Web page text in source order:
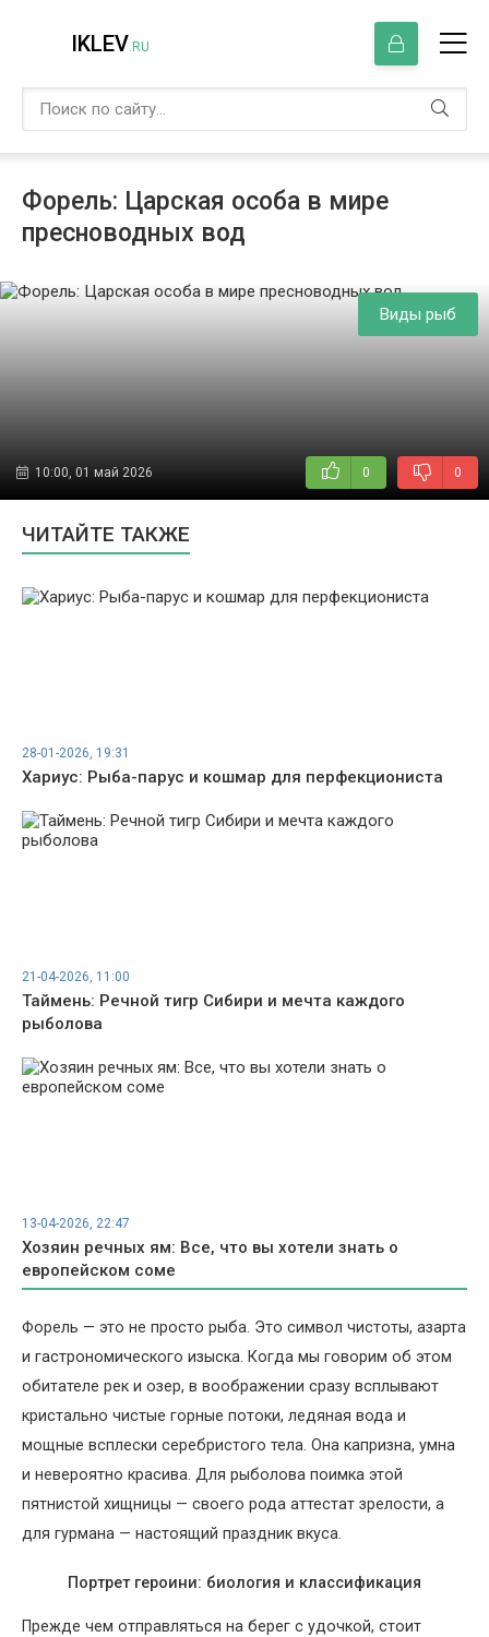
IKLEV.RU
Форель: Царская особа в мире
пресноводных вод
Виды рыб
10:00, 01 май 2026 0 0
ЧИТАЙТЕ ТАКЖЕ
28-01-2026, 19:31
Хариус: Рыба-парус и кошмар для перфекциониста
21-04-2026, 11:00
Таймень: Речной тигр Сибири и мечта каждого
рыболова
13-04-2026, 22:47
Хозяин речных ям: Все, что вы хотели знать о
европейском соме
Форель — это не просто рыба. Это символ чистоты, азарта
и гастрономического изыска. Когда мы говорим об этом
обитателе рек и озер, в воображении сразу всплывают
кристально чистые горные потоки, ледяная вода и
мощные всплески серебристого тела. Она капризна, умна
и невероятно красива. Для рыболова поимка этой
пятнистой хищницы — своего рода аттестат зрелости, а
для гурмана — настоящий праздник вкуса.
Портрет героини: биология и классификация
Прежде чем отправляться на берег с удочкой, стоит